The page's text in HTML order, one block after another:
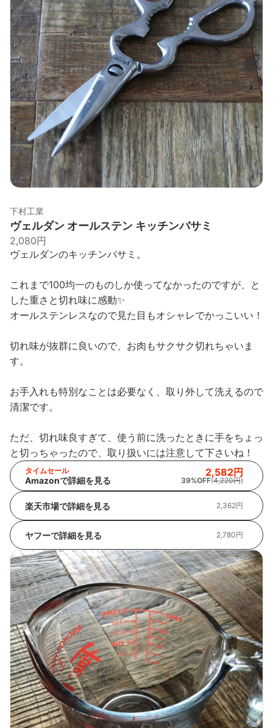
下村工業
ヴェルダン オールステン キッチンバサミ
2,080円
ヴェルダンのキッチンバサミ。
これまで100均一のものしか使ってなかったのですが、と
した重さと切れ味に感動✨
オールステンレスなので見た目もオシャレでかっこいい！
切れ味が抜群に良いので、お肉もサクサク切れちゃいま
す。
お手入れも特別なことは必要なく、取り外して洗えるので
清潔です。
ただ、切れ味良すぎて、使う前に洗ったときに手をちょっ
と切っちゃったので、取り扱いには注意して下さいね！
タイムセール
Amazonで詳細を見る
2,582円
39%OFF(4,220円)
楽天市場で詳細を見る 2,362円
ヤフーで詳細を見る 2,780円